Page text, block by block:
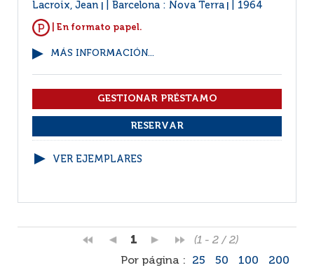
Lacroix, Jean Barcelona : Nova Terra 1964
| En formato papel.
MÁS INFORMACIÓN...
VER EJEMPLARES
1
(1 - 2 / 2)
Por página :
25 50 100 200